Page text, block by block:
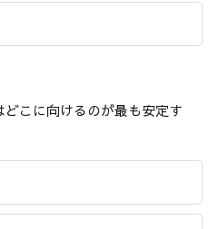
どこに向けるのが最も安定す